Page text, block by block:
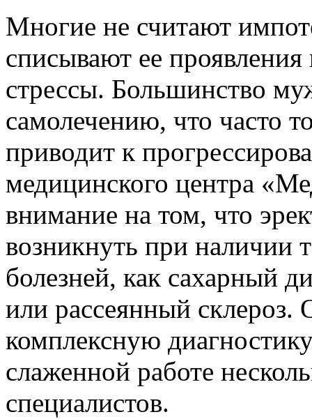
Многие не считают
списывают ее проявления
стрессы. Большинство
самолечению, что часто
приводит к
медицинского центра
внимание на том, что
возникнуть при наличии
болезней, как сахарный
или рассеянный склероз.
комплексную
слаженной работе
специалистов.